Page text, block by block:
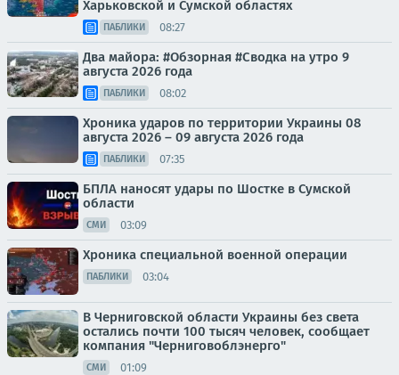
Харьковской и Сумской областях
ПАБЛИКИ 08:27
Два майора: #Обзорная #Сводка на утро 9
августа 2026 года
ПАБЛИКИ 08:02
Хроника ударов по территории Украины 08
августа 2026 – 09 августа 2026 года
ПАБЛИКИ 07:35
БПЛА наносят удары по Шостке в Сумской
области
СМИ 03:09
Хроника специальной военной операции
ПАБЛИКИ 03:04
В Черниговской области Украины без света
остались почти 100 тысяч человек, сообщает
компания "Черниговоблэнерго"
СМИ 01:09